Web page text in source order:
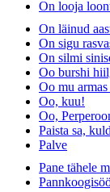
On looja
On läinud
On sigu
On silmi
Oo burshi
Oo mu
Oo, kuu!
Oo,
Paista sa,
Palve
Pane tähele